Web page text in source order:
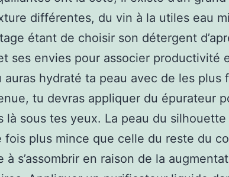
différentes, du vin à la utiles eau
étant de choisir son détergent
ses envies pour associer productivité
auras hydraté ta peau avec de les plus
tu devras appliquer du épurateur
là sous tes yeux. La peau du
fois plus mince que celle du reste du
à s’assombrir en raison de la